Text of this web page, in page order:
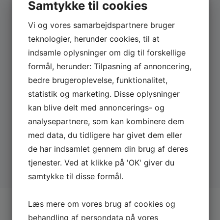
I 2014 leverede Thomas sit første One-man show
WARBERG COMEDY TOUR ’14 og allerede igen i
2016 turnerede han med det anmelderroste show
WARBERG COMEDY TOUR ’16, som i den grad
begejstrede publikum og anmeldere.
Thomas afsluttede sit seneste show ”Perfektion,
Overskud & andre Lorteord” i december 2019. Han
har, som ved de forrige shows, høstet udelukkende
både 5 og 6 stjerner!
Ruben Søltoft
Ruben Søltoft er en af tidens mest populære og
unikke komikere. Den charmerende nordjyde tog
Danmark med storm, da han tonede frem som Olav i
TV2 ZULU-hittet SJIT Happens. Siden er det dog
multitalentet frem – og han er en efterspurgt herre.
2 arrangementer
JUN
02
Wednesday - 20:00 LEDIGE BILLETTER
Bellevue Teatret - Klampenborg
Bellevue Comedy Night
JUN
03
2021
Thursday - 20:00 LEDIGE BILLETTER
Bellevue Teatret - Klampenborg
Bellevue Comedy Night
ANDRESHOWS
Samtykke til cookies
Vi og vores samarbejdspartnere bruger
teknologier, herunder cookies, til at
indsamle oplysninger om dig til forskellige
formål, herunder: Tilpasning af annoncering,
bedre brugeroplevelse, funktionalitet,
statistik og marketing. Disse oplysninger
kan blive delt med annoncerings- og
analysepartnere, som kan kombinere dem
med data, du tidligere har givet dem eller
de har indsamlet gennem din brug af deres
tjenester. Ved at klikke på 'OK' giver du
samtykke til disse formål.
Læs mere om vores brug af cookies og
behandling af persondata på vores